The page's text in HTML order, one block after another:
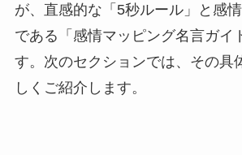
が、直感的な「5秒ルール」と感
である「感情マッピング名言ガイ
す。次のセクションでは、その具
しくご紹介します。